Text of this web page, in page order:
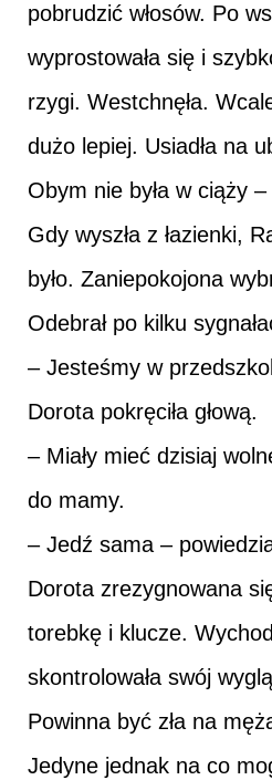
pobrudzić włosów. Po
wyprostowała się i
rzygi. Westchnęła.
dużo lepiej. Usiadła na
Obym nie była w ciąży –
Gdy wyszła z łazienki,
było. Zaniepokojona
Odebrał po kilku
– Jesteśmy w
Dorota pokręciła głową.
– Miały mieć dzisiaj
do mamy.
– Jedź sama –
Dorota zrezygnowana
torebkę i klucze.
skontrolowała swój
Powinna być zła na
Jedyne jednak na co